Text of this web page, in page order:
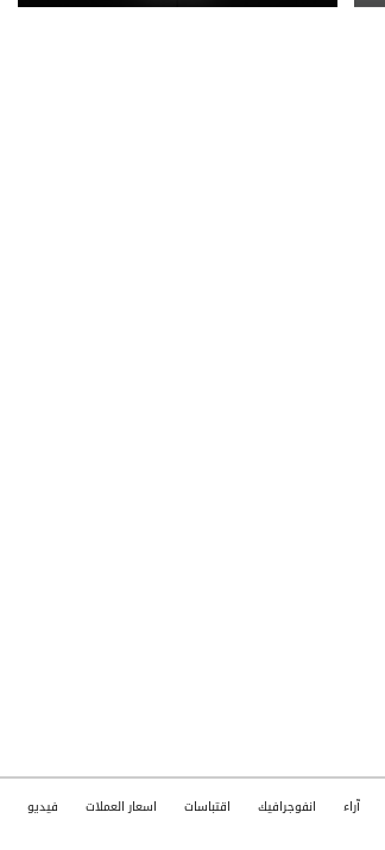
آراء انفوجرافيك اقتباسات اسعار العملات فيديو